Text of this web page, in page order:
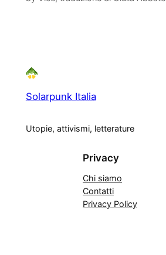
Solarpunk Italia
Utopie, attivismi, letterature
Privacy
Chi siamo
Contatti
Privacy Policy